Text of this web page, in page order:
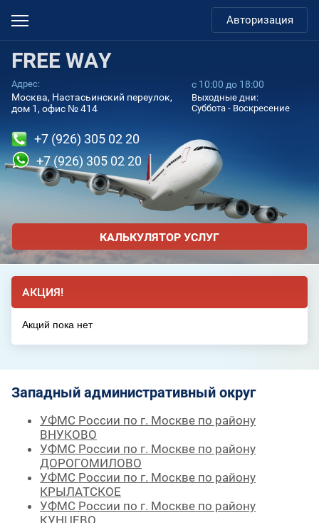
FREE WAY
Адрес:
Москва, Настасьинский переулок,
дом 1, офис № 414
с 10:00 до 18:00
Выходные дни:
Суббота - Воскресение
+7 (926) 305 02 20
+7 (926) 305 02 20
КАЛЬКУЛЯТОР УСЛУГ
АКЦИЯ!
Акций пока нет
Западный административный округ
УФМС России по г. Москве по району
ВНУКОВО
УФМС России по г. Москве по району
ДОРОГОМИЛОВО
УФМС России по г. Москве по району
КРЫЛАТСКОЕ
УФМС России по г. Москве по району
КУНЦЕВО
Авторизация